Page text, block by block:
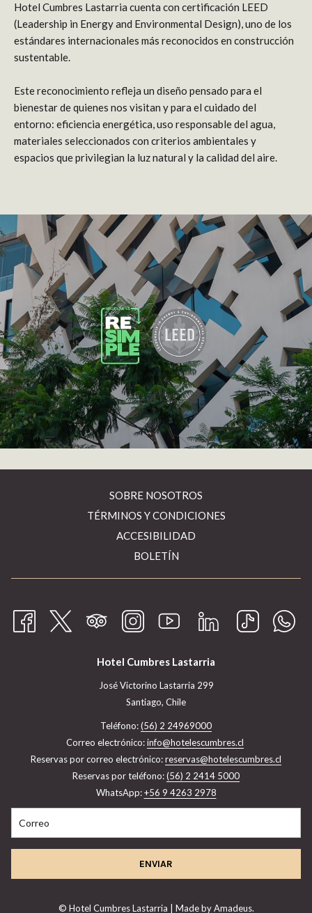
Hotel Cumbres Lastarria cuenta con certificación LEED
(Leadership in Energy and Environmental Design), uno de los
estándares internacionales más reconocidos en construcción
sustentable.
Este reconocimiento refleja un diseño pensado para el
bienestar de quienes nos visitan y para el cuidado del
entorno: eficiencia energética, uso responsable del agua,
materiales seleccionados con criterios ambientales y
espacios que privilegian la luz natural y la calidad del aire.
SOBRE NOSOTROS
TÉRMINOS Y CONDICIONES
ACCESIBILIDAD
BOLETÍN
Hotel Cumbres Lastarria
José Victorino Lastarria 299
Santiago, Chile
Teléfono:(56) 2 24969000
Correo electrónico:info@hotelescumbres.cl
​Reservas por correo electrónico:reservas@hotelescumbres.cl
Reservas por teléfono:(56) 2 2414 5000
WhatsApp:+56 9 4263 2978
ENVIAR
© Hotel Cumbres Lastarria | Made byAmadeus.